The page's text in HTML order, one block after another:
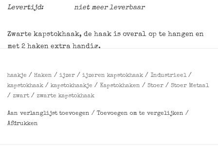
Levertijd:
niet meer leverbaar
Zwarte kapstokhaak, de haak is overal op te hangen en
met 2 haken extra handig.
Afmetingen
11x2,5x8 cm (hxbxl)
haakje / Haken / ijzer / ijzeren kapstokhaak / Industrieel/
kapstokhaak / kapstokhaakje / Kapstokhaken / Stoer / Stoer Metaal
/ zwart / zwarte kapstokhaak
Aan verlanglijst toevoegen / Toevoegen om te vergelijken /
Afdrukken